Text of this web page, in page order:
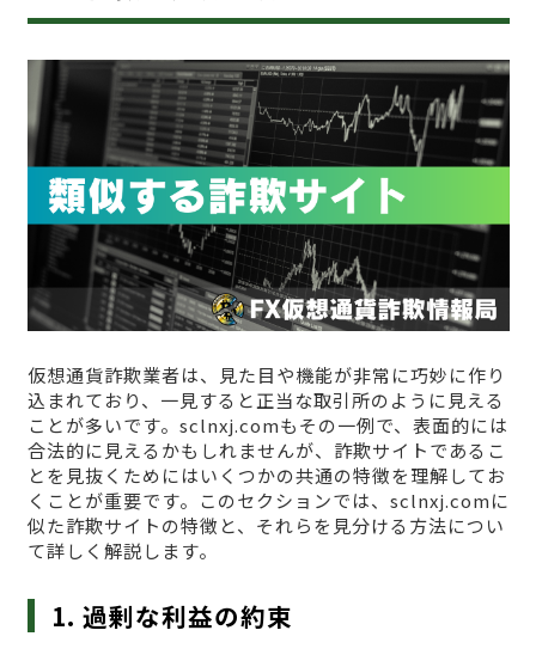
仮想通貨詐欺業者は、見た目や機能が非常に巧妙に作り
込まれており、一見すると正当な取引所のように見える
ことが多いです。sclnxj.comもその一例で、表面的には
合法的に見えるかもしれませんが、詐欺サイトであるこ
とを見抜くためにはいくつかの共通の特徴を理解してお
くことが重要です。このセクションでは、sclnxj.comに
似た詐欺サイトの特徴と、それらを見分ける方法につい
て詳しく解説します。
1. 過剰な利益の約束